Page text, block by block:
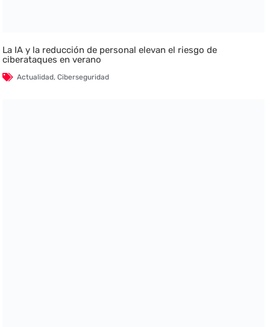
La IA y la reducción de personal elevan el riesgo de
ciberataques en verano
Actualidad,Ciberseguridad